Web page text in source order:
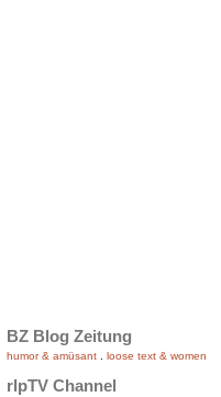
BZ Blog Zeitung
humor & amüsant loose text & women
rlpTV Channel